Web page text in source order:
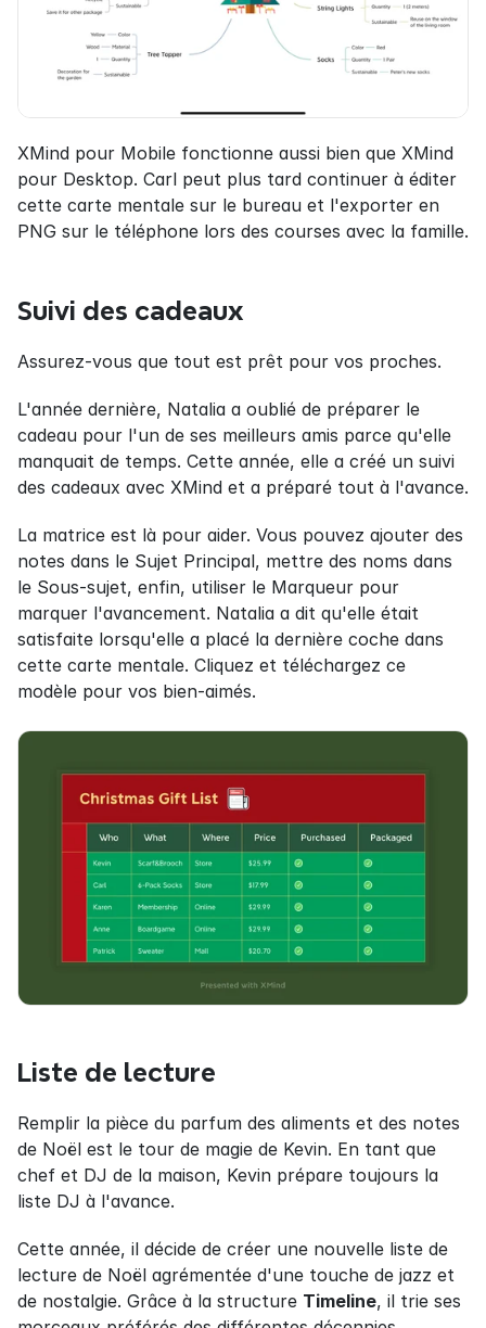
XMind pour Mobile fonctionne aussi bien que XMind
pour Desktop. Carl peut plus tard continuer à éditer
cette carte mentale sur le bureau et l'exporter en
PNG sur le téléphone lors des courses avec la famille.
Suivi des cadeaux
Assurez-vous que tout est prêt pour vos proches.
L'année dernière, Natalia a oublié de préparer le
cadeau pour l'un de ses meilleurs amis parce qu'elle
manquait de temps. Cette année, elle a créé un suivi
des cadeaux avec XMind et a préparé tout à l'avance.
La matrice est là pour aider. Vous pouvez ajouter des
notes dans le Sujet Principal, mettre des noms dans
le Sous-sujet, enfin, utiliser le Marqueur pour
marquer l'avancement. Natalia a dit qu'elle était
satisfaite lorsqu'elle a placé la dernière coche dans
cette carte mentale. Cliquez et téléchargez ce
modèle pour vos bien-aimés.
Liste de lecture
Remplir la pièce du parfum des aliments et des notes
de Noël est le tour de magie de Kevin. En tant que
chef et DJ de la maison, Kevin prépare toujours la
liste DJ à l'avance.
Cette année, il décide de créer une nouvelle liste de
lecture de Noël agrémentée d'une touche de jazz et
de nostalgie. Grâce à la structure Timeline, il trie ses